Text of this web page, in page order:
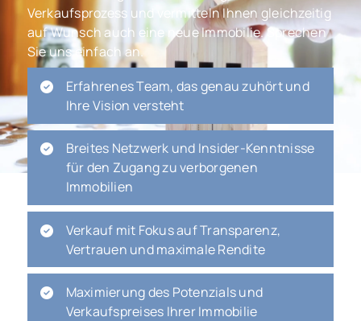
Verkaufsprozess und vermitteln Ihnen gleichzeitig
auf Wunsch auch eine neue Immobilie. Sprechen
Sie uns einfach an.
Erfahrenes Team, das genau zuhört und
Ihre Vision versteht
Breites Netzwerk und Insider-Kenntnisse
für den Zugang zu verborgenen
Immobilien
Verkauf mit Fokus auf Transparenz,
Vertrauen und maximale Rendite
Maximierung des Potenzials und
Verkaufspreises Ihrer Immobilie